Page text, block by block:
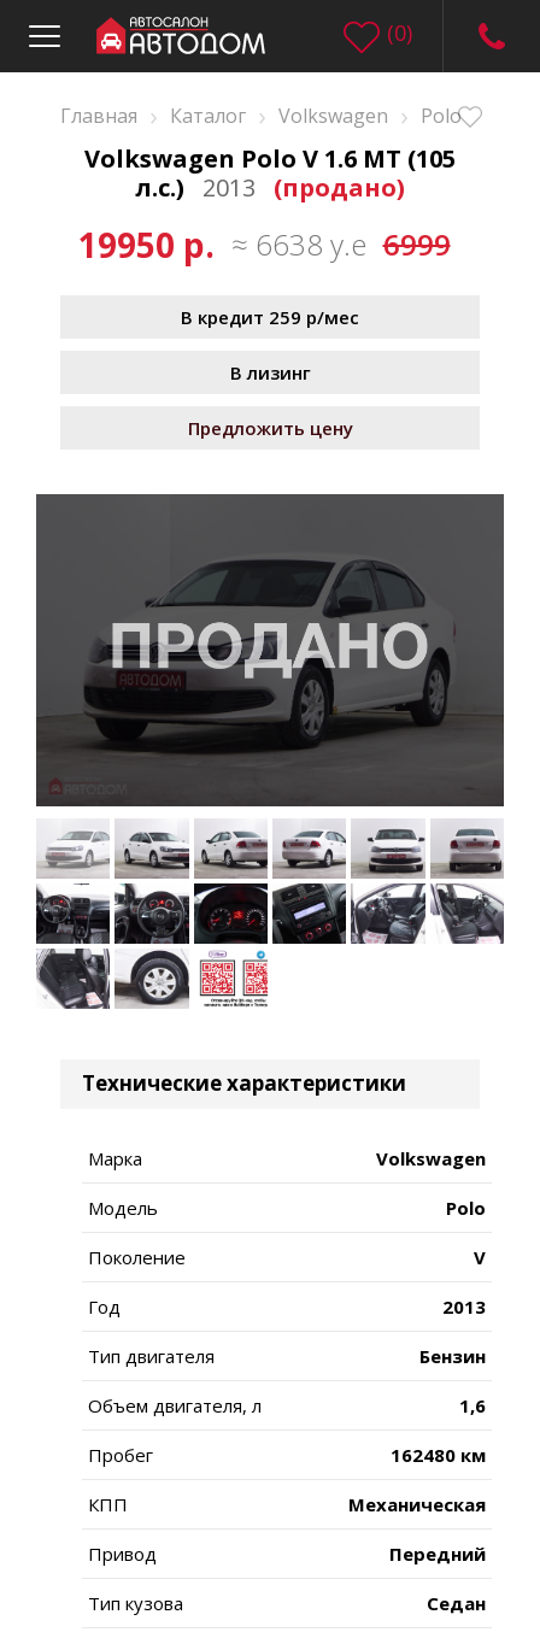
(0)
Главная › Каталог › Volkswagen › Polo
Volkswagen Polo V 1.6 MT (105
л.с.)
2013 (продано)
19950 р. ≈ 6638 у.е 6999
В кредит 259 р/мес
В лизинг
Предложить цену
Технические характеристики
Марка Volkswagen
Модель Polo
Поколение V
Год 2013
Тип двигателя Бензин
Объем двигателя, л 1,6
Пробег 162480 км
КПП Механическая
Привод Передний
Тип кузова Седан